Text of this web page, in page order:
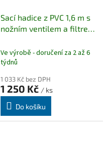
Sací hadice z PVC 1,6 m s
nožním ventilem a filtrem
Ve výrobě - doručení za 2 až 6
týdnů
1 033 Kč bez DPH
1 250 Kč / ks
Do košíku